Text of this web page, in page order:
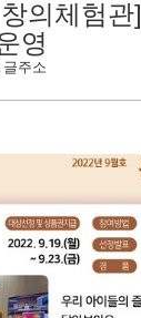
의체험
영
글주소